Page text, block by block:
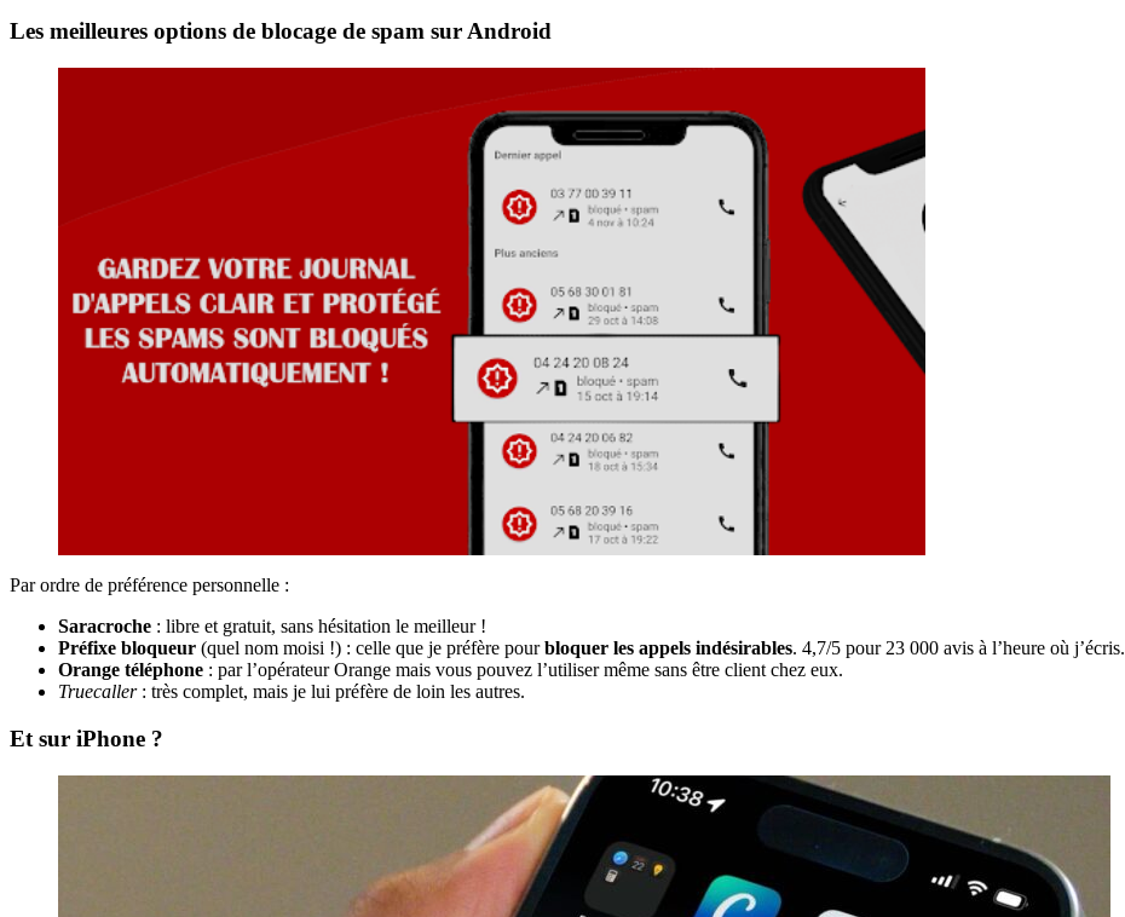
Les meilleures options de blocage de spam sur Android
Par ordre de préférence personnelle :
Saracroche : libre et gratuit, sans hésitation le meilleur !
Préfixe bloqueur (quel nom moisi !) : celle que je préfère pourbloquer les appels indésirables. 4,7/5 pour 23 000 avis à l’heure où j’écris.
Orange téléphone : par l’opérateur Orange mais vous pouvez l’utiliser même sans être client chez eux.
Truecaller: très complet, mais je lui préfère de loin les autres.
Et sur iPhone ?